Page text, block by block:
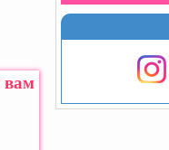
вам